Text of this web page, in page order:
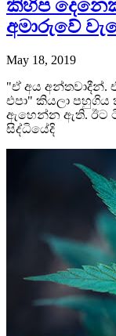
කිහිප
අමාරුවේ
May 18, 2019
"ඒ අය අන්තවාදීන්.
එපා" කියලා
ඇහෙන්න ඇති. ඊට
සිද්ධියේදි